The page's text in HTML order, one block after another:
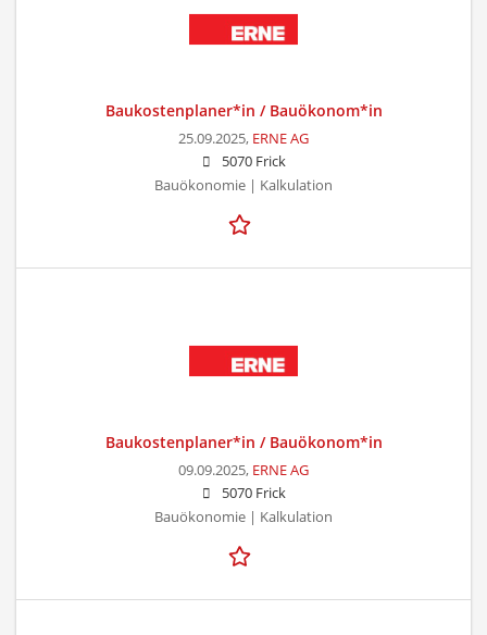
Baukostenplaner*in / Bauökonom*in
25.09.2025, ERNE AG
5070 Frick
Bauökonomie | Kalkulation
Baukostenplaner*in / Bauökonom*in
09.09.2025, ERNE AG
5070 Frick
Bauökonomie | Kalkulation